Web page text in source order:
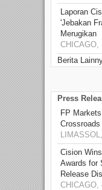
Laporan
'Jebakan
Merugikan
CHICAGO,
Berita
Press
FP
Cision
Awards for
Release
CHICAGO,